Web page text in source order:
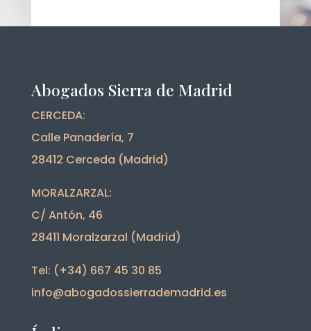
Abogados Sierra de Madrid
CERCEDA:
Calle Panadería, 7
28412 Cerceda (Madrid)
MORALZARZAL:
C/ Antón, 46
28411 Moralzarzal (Madrid)
Tel: (+34) 667 45 30 85
info@abogadossierrademadrid.es